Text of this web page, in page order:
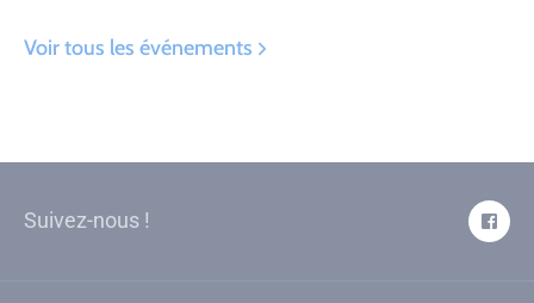
Voir tous les événements
Suivez-nous !